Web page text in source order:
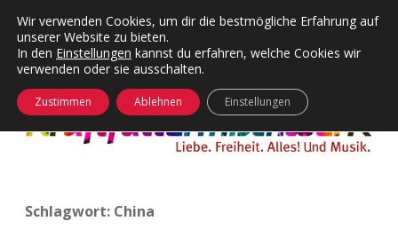
Kategorien
Menü
24 Hours Chilling
Die Wende
KFMW-Disco
Dates
öffnen
Schlagwort: China
Wir verwenden Cookies, um dir die bestmögliche Erfahrung auf
unserer Website zu bieten.
In den Einstellungen kannst du erfahren, welche Cookies wir
verwenden oder sie ausschalten.
Zustimmen Ablehnen Einstellungen